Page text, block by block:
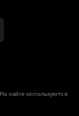
На сайте используются